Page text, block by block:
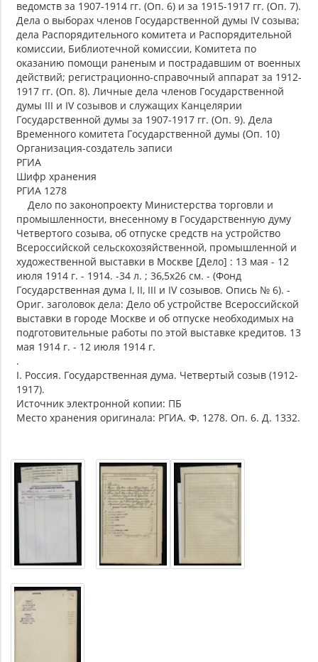
ведомств за 1907-1914 гг. (Оп. 6) и за 1915-1917 гг. (Оп. 7).
Дела о выборах членов Государственной думы IV созыва;
дела Распорядительного комитета и Распорядительной
комиссии, Библиотечной комиссии, Комитета по
оказанию помощи раненым и пострадавшим от военных
действий; регистрационно-справочный аппарат за 1912-
1917 гг. (Оп. 8). Личные дела членов Государственной
думы III и IV созывов и служащих Канцелярии
Государственной думы за 1907-1917 гг. (Оп. 9). Дела
Временного комитета Государственной думы (Оп. 10)
Организация-создатель записи
РГИА
Шифр хранения
РГИА 1278
Дело по законопроекту Министерства торговли и
промышленности, внесенному в Государственную думу
Четвертого созыва, об отпуске средств на устройство
Всероссийской сельскохозяйственной, промышленной и
художественной выставки в Москве [Дело] : 13 мая - 12
июля 1914 г. - 1914. -34 л. ; 36,5х26 см. - (Фонд
Государственная дума I, II, III и IV созывов. Опись № 6). -
Ориг. заголовок дела: Дело об устройстве Всероссийской
выставки в городе Москве и об отпуске необходимых на
подготовительные работы по этой выставке кредитов. 13
мая 1914 г. - 12 июля 1914 г.
.
I. Россия. Государственная дума. Четвертый созыв (1912-
1917).
Источник электронной копии: ПБ
Место хранения оригинала: РГИА. Ф. 1278. Оп. 6. Д. 1332.